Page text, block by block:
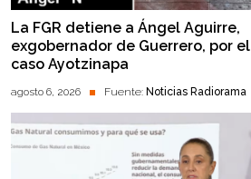
La FGR detiene a Ángel Aguirre,
exgobernador de Guerrero, por el
caso Ayotzinapa
agosto 6, 2026 Fuente: Noticias Radiorama